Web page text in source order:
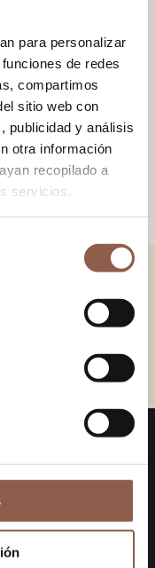
para personalizar
de redes
compartimos
sitio web con
publicidad y análisis
otra información
recopilado a
servicios.
CARRITO
tela 100% algodón.
de algodón.